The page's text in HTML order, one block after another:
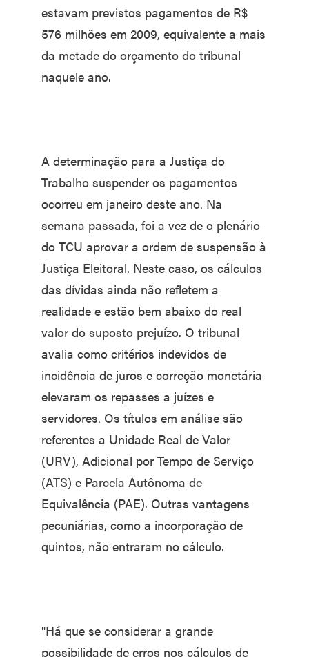
estavam previstos pagamentos de R$
576 milhões em 2009, equivalente a mais
da metade do orçamento do tribunal
naquele ano.
A determinação para a Justiça do
Trabalho suspender os pagamentos
ocorreu em janeiro deste ano. Na
semana passada, foi a vez de o plenário
do TCU aprovar a ordem de suspensão à
Justiça Eleitoral. Neste caso, os cálculos
das dívidas ainda não refletem a
realidade e estão bem abaixo do real
valor do suposto prejuízo. O tribunal
avalia como critérios indevidos de
incidência de juros e correção monetária
elevaram os repasses a juízes e
servidores. Os títulos em análise são
referentes a Unidade Real de Valor
(URV), Adicional por Tempo de Serviço
(ATS) e Parcela Autônoma de
Equivalência (PAE). Outras vantagens
pecuniárias, como a incorporação de
quintos, não entraram no cálculo.
"Há que se considerar a grande
possibilidade de erros nos cálculos de